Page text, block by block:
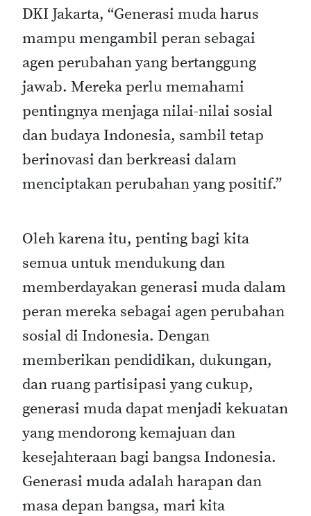
DKI Jakarta, “Generasi muda harus
mampu mengambil peran sebagai
agen perubahan yang bertanggung
jawab. Mereka perlu memahami
pentingnya menjaga nilai-nilai sosial
dan budaya Indonesia, sambil tetap
berinovasi dan berkreasi dalam
menciptakan perubahan yang positif.”
Oleh karena itu, penting bagi kita
semua untuk mendukung dan
memberdayakan generasi muda dalam
peran mereka sebagai agen perubahan
sosial di Indonesia. Dengan
memberikan pendidikan, dukungan,
dan ruang partisipasi yang cukup,
generasi muda dapat menjadi kekuatan
yang mendorong kemajuan dan
kesejahteraan bagi bangsa Indonesia.
Generasi muda adalah harapan dan
masa depan bangsa, mari kita